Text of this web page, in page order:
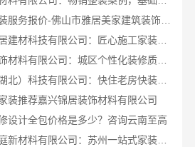
品质装饰家装服务报价-佛山市雅居美家建筑装饰工程有限公司
宁波雅美和居建材科技有限公司：匠心施工家装改造二手房改造
绍兴卓鑫装饰材料有限公司：城区个性化装修质量有保障
同城快装（湖北）科技有限公司：快住老房快装公司工期保障
装推荐嘉兴锦居装饰材料有限公司
设计全包价格是多少？咨询云南至高
苏州百年豪庭新材料有限公司：苏州一站式家装施工团队毛坯房